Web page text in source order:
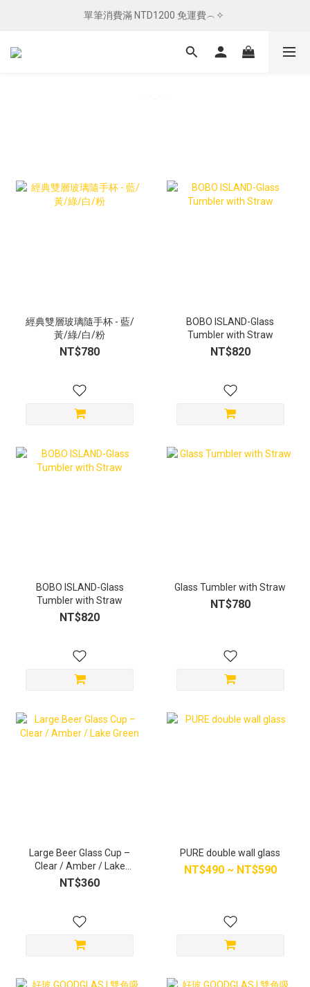
單筆消費滿 NTD1200 免運費︵✧
單筆消費滿 NTD1200 免運費︵✧
總柴發福利 ✦ 全館滿 $800 贈紅包袋
經典雙層玻璃隨手杯 - 藍/
黃/綠/白/粉
NT$780
BOBO ISLAND-Glass
Tumbler with Straw
NT$820
BOBO ISLAND-Glass
Tumbler with Straw
NT$820
Glass Tumbler with Straw
NT$780
Large Beer Glass Cup –
Clear / Amber / Lake
Green
NT$360
PURE double wall glass
NT$490 ~ NT$590